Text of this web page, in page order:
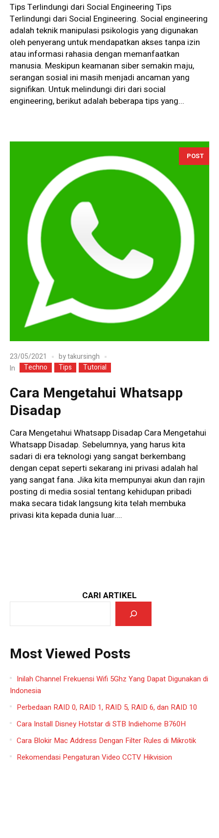
Tips Terlindungi dari Social Engineering Tips
Terlindungi dari Social Engineering. Social engineering
adalah teknik manipulasi psikologis yang digunakan
oleh penyerang untuk mendapatkan akses tanpa izin
atau informasi rahasia dengan memanfaatkan
manusia. Meskipun keamanan siber semakin maju,
serangan sosial ini masih menjadi ancaman yang
signifikan. Untuk melindungi diri dari social
engineering, berikut adalah beberapa tips yang...
POST
23/05/2021 bytakursingh
In
Techno Tips Tutorial
Cara Mengetahui Whatsapp
Disadap
Cara Mengetahui Whatsapp Disadap Cara Mengetahui
Whatsapp Disadap. Sebelumnya, yang harus kita
sadari di era teknologi yang sangat berkembang
dengan cepat seperti sekarang ini privasi adalah hal
yang sangat fana. Jika kita mempunyai akun dan rajin
posting di media sosial tentang kehidupan pribadi
maka secara tidak langsung kita telah membuka
privasi kita kepada dunia luar....
CARI ARTIKEL
Most Viewed Posts
Inilah Channel Frekuensi Wifi 5Ghz Yang Dapat Digunakan di
Indonesia
Perbedaan RAID 0, RAID 1, RAID 5, RAID 6, dan RAID 10
Cara Install Disney Hotstar di STB Indiehome B760H
Cara Blokir Mac Address Dengan Filter Rules di Mikrotik
Rekomendasi Pengaturan Video CCTV Hikvision